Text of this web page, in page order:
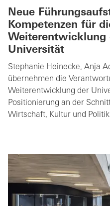
Neue
Kompetenzen für
Weiterentwicklung
Universität
Stephanie Heinecke, Anja
übernehmen die
Weiterentwicklung der
Positionierung an der
Wirtschaft, Kultur und